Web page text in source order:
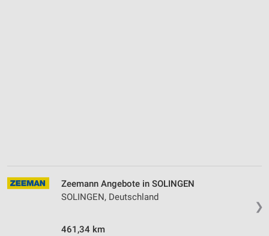
❯
Zeemann Angebote in SOLINGEN
SOLINGEN, Deutschland
461,34 km
Erstellung von Profilen zur Personalisierung
von Inhalten